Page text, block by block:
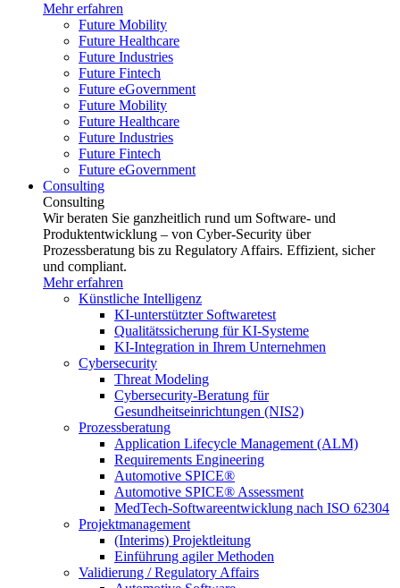
Mehr erfahren
Future Mobility
Future Healthcare
Future Industries
Future Fintech
Future eGovernment
Future Mobility
Future Healthcare
Future Industries
Future Fintech
Future eGovernment
Consulting
Consulting
Wir beraten Sie ganzheitlich rund um Software- und
Produktentwicklung – von Cyber-Security über
Prozessberatung bis zu Regulatory Affairs. Effizient, sicher
und compliant.
Mehr erfahren
Künstliche Intelligenz
KI-unterstützter Softwaretest
Qualitätssicherung für KI-Systeme
KI-Integration in Ihrem Unternehmen
Cybersecurity
Threat Modeling
Cybersecurity-Beratung für
Gesundheitseinrichtungen (NIS2)
Prozessberatung
Application Lifecycle Management (ALM)
Requirements Engineering
Automotive SPICE®
Automotive SPICE® Assessment
MedTech-Softwareentwicklung nach ISO 62304
Projektmanagement
(Interims) Projektleitung
Einführung agiler Methoden
Validierung / Regulatory Affairs